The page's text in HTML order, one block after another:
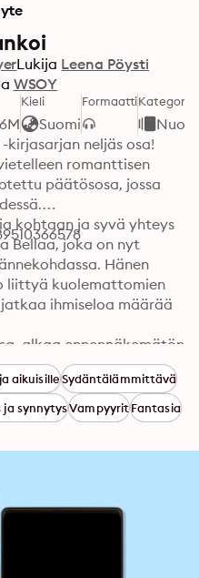
Lukija Leena Pöysti
WSOY
Kieli
Suomi
FormaattiKategoria
kirjasarjan neljäs osa!
romanttisen
päätösosa, jossa
kohtaan ja syvä yhteys
Bellaa, joka on nyt
Hänen
liittyä kuolemattomien
ihmiseloa määrää
alkaa ennennäkemätön
käsittämättömiin
langat ovat
silkki, ne
hetkessä ikuisiksi
3. Epäilys, 4. Aamunkoi.
aikuisilleSydäntälämmittävä
ja synnytysVampyyritFantasia